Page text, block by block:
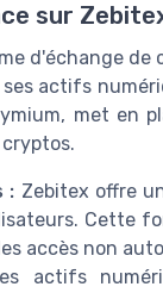
sur
d'échange
actifs
met en
: Zebitex offre
Cette
accès non
actifs